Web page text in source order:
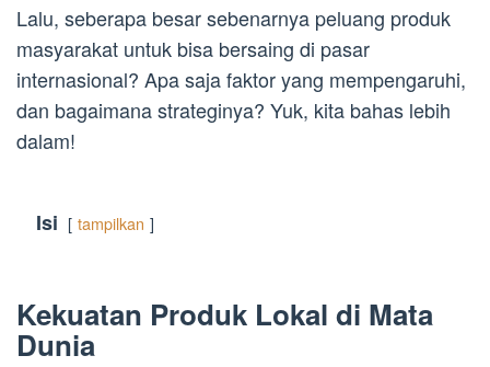
Lalu, seberapa besar sebenarnya peluang produk
masyarakat untuk bisa bersaing di pasar
internasional? Apa saja faktor yang mempengaruhi,
dan bagaimana strateginya? Yuk, kita bahas lebih
dalam!
Isi tampilkan
Kekuatan Produk Lokal di Mata
Dunia